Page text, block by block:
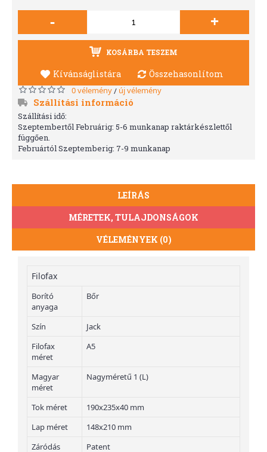
- +
KOSÁRBA TESZEM
Kívánságlistára Összehasonlítom
0 vélemény/ új vélemény
Szállítási információ
Szállítási idő:
Szeptembertől Februárig: 5-6 munkanap raktárkészlettől
függően.
Februártól Szeptemberig: 7-9 munkanap
LEÍRÁS
MÉRETEK, TULAJDONSÁGOK
VÉLEMÉNYEK (0)
Filofax
Borító
anyaga
Bőr
Szín
Jack
Filofax
méret
A5
Magyar
méret
Nagyméretű 1 (L)
Tok méret
190x235x40 mm
Lap méret
148x210 mm
Záródás
Patent